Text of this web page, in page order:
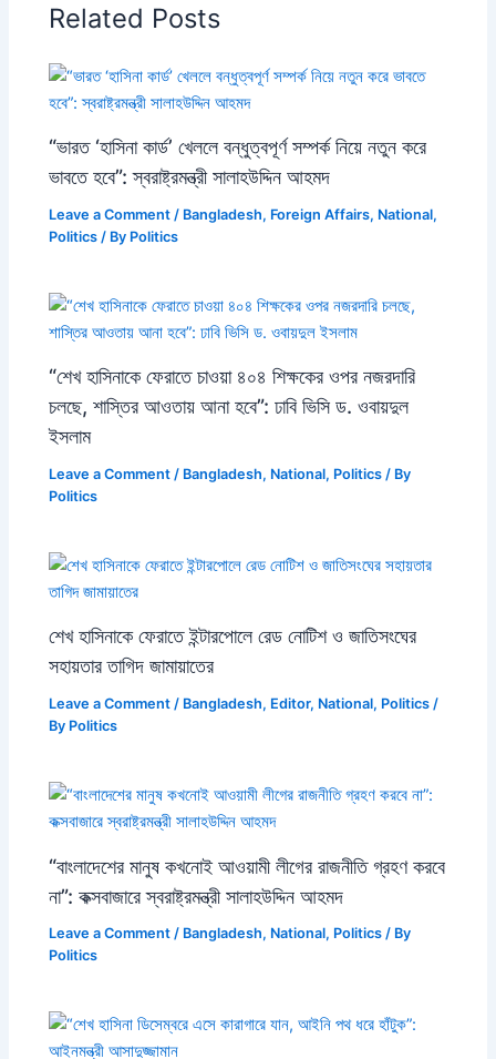
Related Posts
“ভারত ‘হাসিনা কার্ড’ খেললে বন্ধুত্বপূর্ণ সম্পর্ক নিয়ে নতুন করে
ভাবতে হবে”: স্বরাষ্ট্রমন্ত্রী সালাহউদ্দিন আহমদ
Leave a Comment / Bangladesh, Foreign Affairs, National,
Politics / By Politics
“শেখ হাসিনাকে ফেরাতে চাওয়া ৪০৪ শিক্ষকের ওপর নজরদারি
চলছে, শাস্তির আওতায় আনা হবে”: ঢাবি ভিসি ড. ওবায়দুল
ইসলাম
Leave a Comment / Bangladesh, National, Politics / By
Politics
শেখ হাসিনাকে ফেরাতে ইন্টারপোলে রেড নোটিশ ও জাতিসংঘের
সহায়তার তাগিদ জামায়াতের
Leave a Comment / Bangladesh, Editor, National, Politics /
By Politics
“বাংলাদেশের মানুষ কখনোই আওয়ামী লীগের রাজনীতি গ্রহণ করবে
না”: কক্সবাজারে স্বরাষ্ট্রমন্ত্রী সালাহউদ্দিন আহমদ
Leave a Comment / Bangladesh, National, Politics / By
Politics